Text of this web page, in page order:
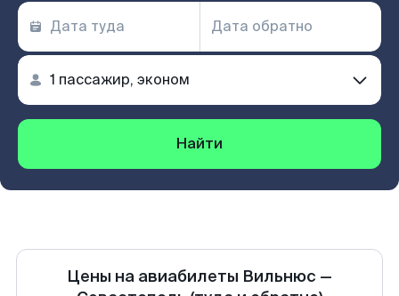
Найти
Цены на авиабилеты Вильнюс —